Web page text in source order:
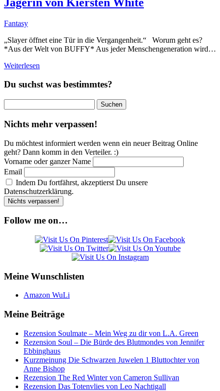
Fantasy
„Slayer öffnet eine Tür in die Vergangenheit.“ Worum geht es?
*Aus der Welt von BUFFY* Aus jeder Menschengeneration wird…
Weiterlesen
Du suchst was bestimmtes?
nach:
Nichts mehr verpassen!
Du möchtest informiert werden wenn ein neuer Beitrag Online
geht? Dann komm in den Verteiler. :)
Vorname oder ganzer Name
Email
Indem Du fortfährst, akzeptierst Du unsere
Datenschutzerklärung.
Follow me on…
Meine Wunschlisten
Amazon WuLi
Meine Beiträge
Rezension Soulmate – Mein Weg zu dir von L.A. Green
Rezension Soul – Die Bürde des Blutmondes von Jennifer
Ebbinghaus
Kurzmeinung Die Schwarzen Juwelen 1 Bluttochter von
Anne Bishop
Rezension The Red Winter von Cameron Sullivan
Rezension Das Totenvlies von Leo Nachtigall